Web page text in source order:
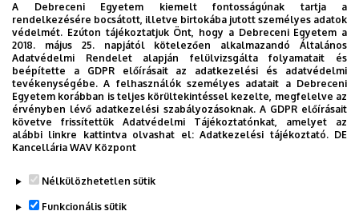
A Debreceni Egyetem kiemelt fontosságúnak tartja a
rendelkezésére bocsátott, illetve birtokába jutott személyes adatok
védelmét. Ezúton tájékoztatjuk Önt, hogy a Debreceni Egyetem a
2018. május 25. napjától kötelezően alkalmazandó Általános
Adatvédelmi Rendelet alapján felülvizsgálta folyamatait és
beépítette a GDPR előírásait az adatkezelési és adatvédelmi
tevékenységébe. A felhasználók személyes adatait a Debreceni
Egyetem korábban is teljes körültekintéssel kezelte, megfelelve az
érvényben lévő adatkezelési szabályozásoknak. A GDPR előírásait
követve frissítettük Adatvédelmi Tájékoztatónkat, amelyet az
alábbi linkre kattintva olvashat el:Adatkezelési tájékoztató. DE
Kancellária WAV Központ
Nélkülözhetetlen sütik
Funkcionális sütik
általános orvos, egészségügyi szakmenedzser
RÉSZLETES ADATLAP
Oldalszámozás
Jelenlegi
1